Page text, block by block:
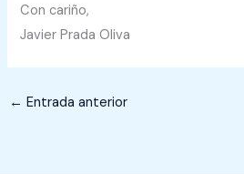
Con cariño,
Javier Prada Oliva
← Entrada anterior